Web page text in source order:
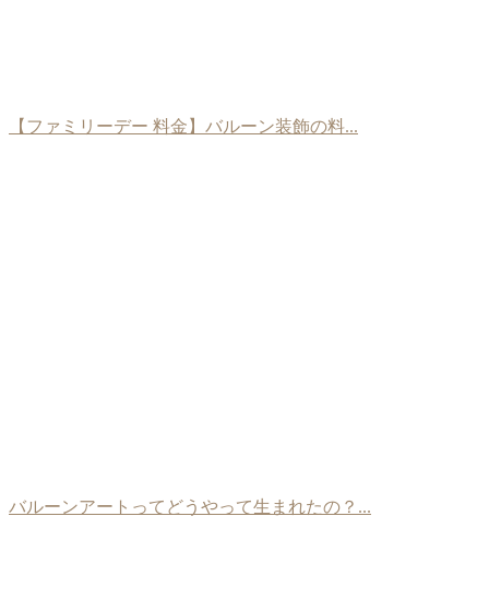
【ファミリーデー 料金】バルーン装飾の料...
バルーンアートってどうやって生まれたの？...